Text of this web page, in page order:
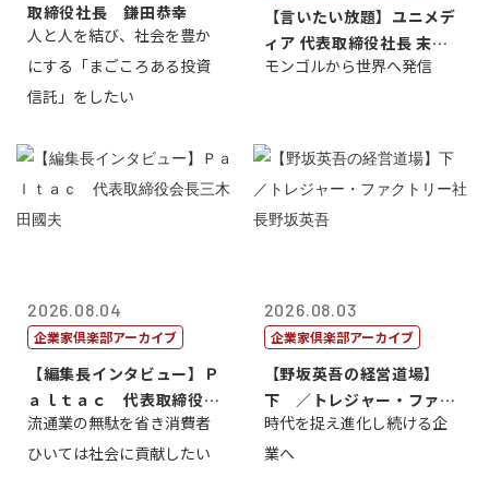
取締役社長 鎌田恭幸
人と人を結び、社会を豊か
にする「まごころある投資
信託」をしたい
【言いたい放題】ユニメデ
ィア 代表取締役社長 末田
真
モンゴルから世界へ発信
2026.08.04
企業家倶楽部アーカイブ
【編集長インタビュー】Ｐ
ａｌｔａｃ 代表取締役会
長三木田國夫
流通業の無駄を省き消費者
ひいては社会に貢献したい
2026.08.03
企業家倶楽部アーカイブ
【野坂英吾の経営道場】
下 ／トレジャー・ファク
トリー社長野坂...
時代を捉え進化し続ける企
業へ